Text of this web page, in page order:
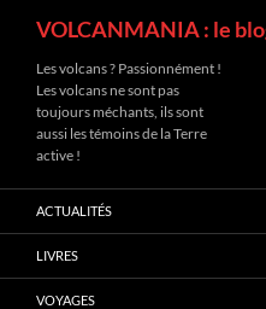
VOLCANMANIA : le
Les volcans ? Passionnément !
Les volcans ne sont pas
toujours méchants, ils sont
aussi les témoins de la Terre
active !
ACTUALITÉS
LIVRES
VOYAGES